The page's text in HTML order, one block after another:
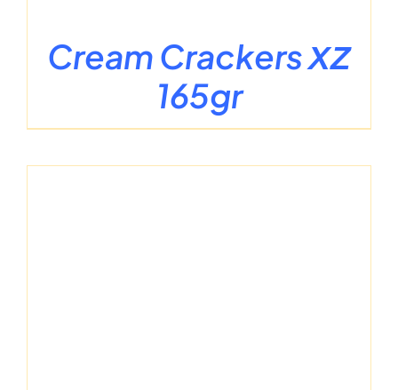
Cream Crackers ΧΖ
165gr